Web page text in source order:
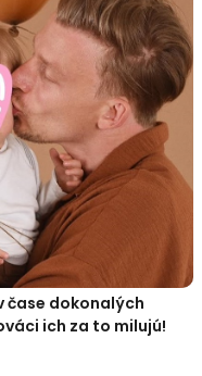
čase dokonalých
ich za to milujú!